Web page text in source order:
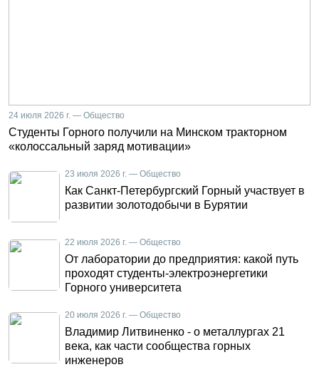
24 июля 2026 г. — Общество
Студенты Горного получили на Минском тракторном
«колоссальный заряд мотивации»
23 июля 2026 г. — Общество
Как Санкт-Петербургский Горный участвует в
развитии золотодобычи в Бурятии
22 июля 2026 г. — Общество
От лаборатории до предприятия: какой путь
проходят студенты-электроэнергетики
Горного университета
20 июля 2026 г. — Общество
Владимир Литвиненко - о металлургах 21
века, как части сообщества горных
инженеров